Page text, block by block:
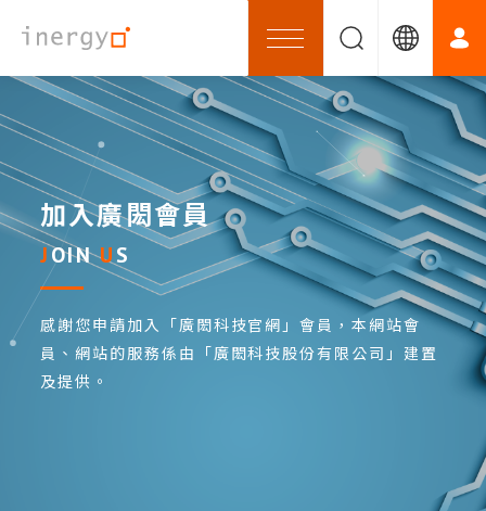
加入廣閎會員
JOIN US
感謝您申請加入「廣閎科技官網」會員，本網站會
員、網站的服務係由「廣閎科技股份有限公司」建置
及提供。